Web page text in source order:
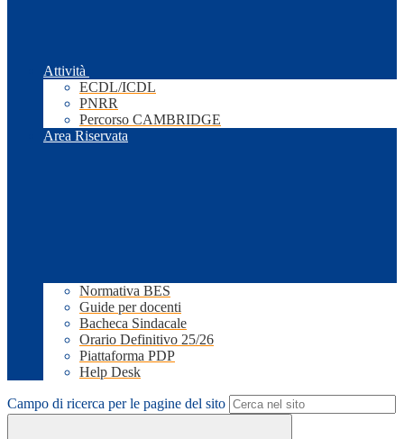
Attività
ECDL/ICDL
PNRR
Percorso CAMBRIDGE
Area Riservata
Normativa BES
Guide per docenti
Bacheca Sindacale
Orario Definitivo 25/26
Piattaforma PDP
Help Desk
Campo di ricerca per le pagine del sito